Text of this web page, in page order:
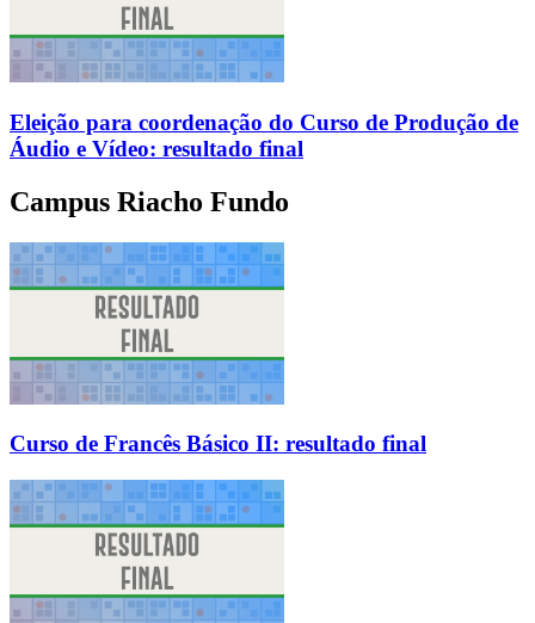
Eleição para coordenação do Curso de Produção de
Áudio e Vídeo: resultado final
Campus Riacho Fundo
Curso de Francês Básico II: resultado final